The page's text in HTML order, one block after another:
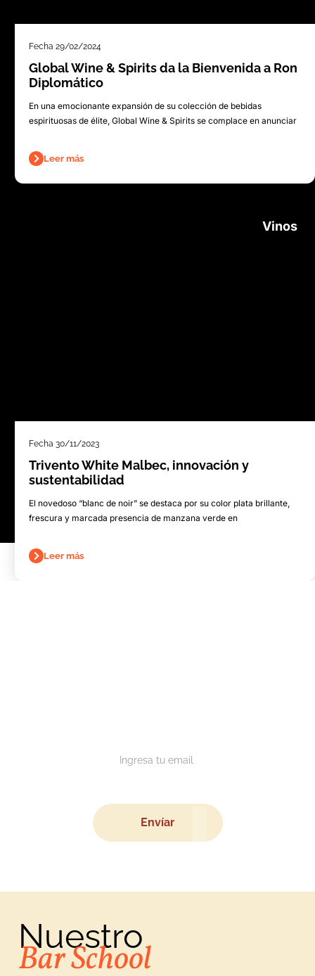
Fecha 29/02/2024
Global Wine & Spirits da la Bienvenida a Ron
Diplomático
En una emocionante expansión de su colección de bebidas
espirituosas de élite, Global Wine & Spirits se complace en anunciar
Leer más
Vinos
Fecha 30/11/2023
Trivento White Malbec, innovación y
sustentabilidad
El novedoso “blanc de noir” se destaca por su color plata brillante,
frescura y marcada presencia de manzana verde en
Leer más
Envíar
Nuestro
Bar School